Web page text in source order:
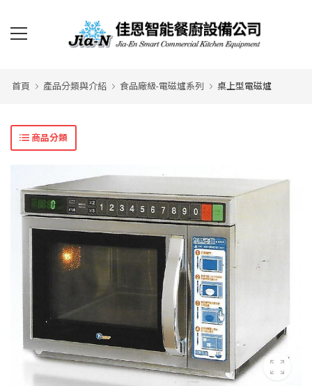
首頁 產品分類與介紹 食品廠級-電磁爐系列 桌上型電磁爐
商品分類